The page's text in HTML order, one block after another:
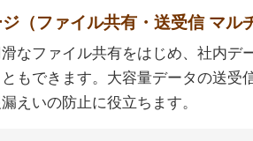
（ファイル共有・送受信 マル
なファイル共有をはじめ、社内デ
もできます。大容量データの送受
えいの防止に役立ちます。